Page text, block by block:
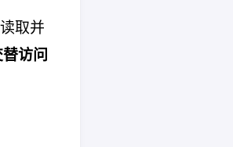
取并
访问